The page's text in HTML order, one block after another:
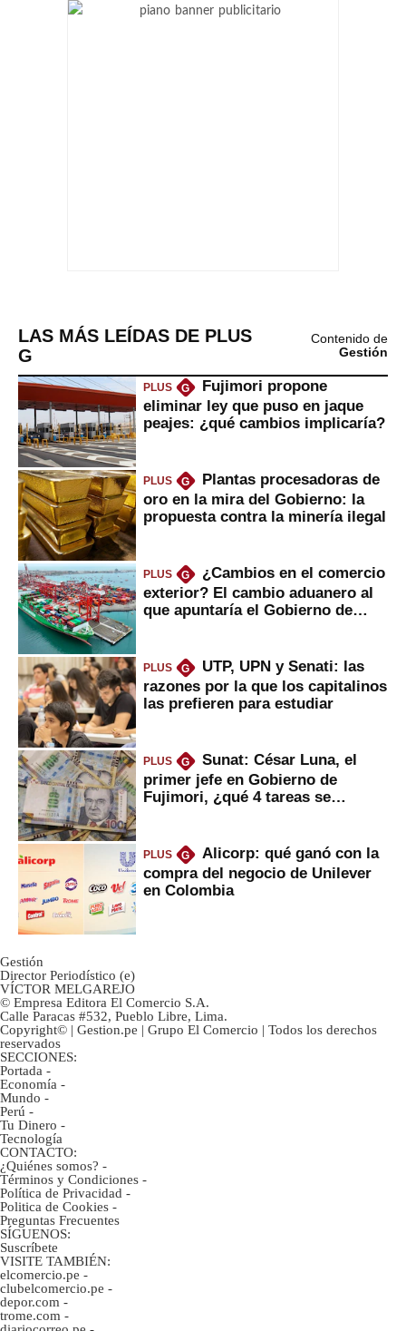
LAS MÁS LEÍDAS DE PLUS
G
Contenido de
Gestión
PLUS G
Fujimori propone
eliminar ley que puso en jaque
peajes: ¿qué cambios implicaría?
PLUS G
Plantas procesadoras de
oro en la mira del Gobierno: la
propuesta contra la minería ilegal
PLUS G
¿Cambios en el comercio
exterior? El cambio aduanero al
que apuntaría el Gobierno de
PLUS G
UTP, UPN y Senati: las
razones por la que los capitalinos
las prefieren para estudiar
PLUS G
Sunat: César Luna, el
primer jefe en Gobierno de
Fujimori, ¿qué 4 tareas se
PLUS G
Alicorp: qué ganó con la
compra del negocio de Unilever
en Colombia
Gestión
Director Periodístico (e)
VÍCTOR MELGAREJO
© Empresa Editora El Comercio S.A.
Calle Paracas #532, Pueblo Libre, Lima.
Copyright© | Gestion.pe | Grupo El Comercio | Todos los derechos
reservados
SECCIONES:
Portada -
Economía -
Mundo -
Perú -
Tu Dinero -
Tecnología
CONTACTO:
¿Quiénes somos? -
Términos y Condiciones -
Política de Privacidad -
Politica de Cookies -
Preguntas Frecuentes
SÍGUENOS:
Suscríbete
VISITE TAMBIÉN:
elcomercio.pe -
clubelcomercio.pe -
depor.com -
trome.com -